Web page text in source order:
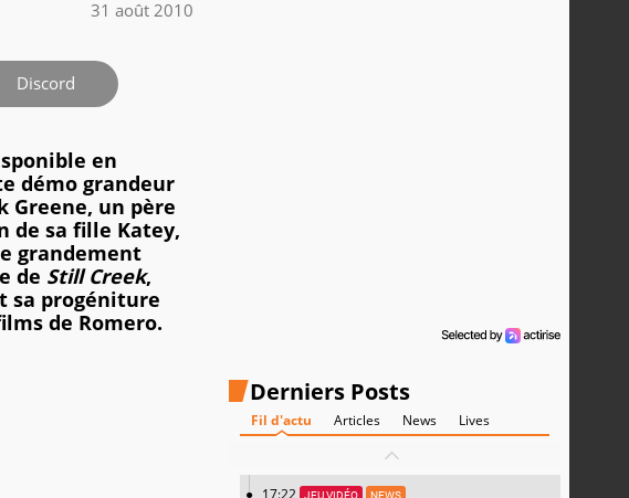
31 août 2010
Discord
en
démo grandeur
Greene, un père
de sa fille Katey,
grandement
de Still Creek,
sa progéniture
de Romero.
Derniers Posts
Fil d'actu Articles News Lives
17:22 JEU VIDÉO NEWS